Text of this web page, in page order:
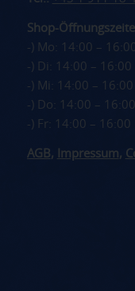
Shop-
-) Mo: 14:00 –
-) Di: 14:00 – 16:00
-) Mi: 14:00 –
-) Do: 14:00 –
-) Fr: 14:00 – 16:00
AGB , Impressum,